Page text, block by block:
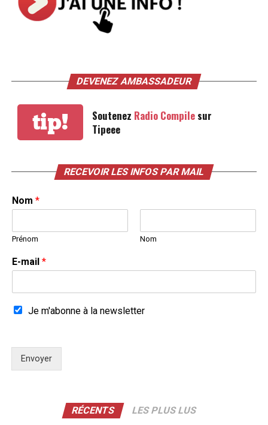
DEVENEZ AMBASSADEUR
tip! Soutenez Radio Compilesur
Tipeee
RECEVOIR LES INFOS PAR MAIL
Nom *
Prénom Nom
E-mail *
Je m'abonne à la newsletter
Envoyer
RÉCENTS LES PLUS LUS